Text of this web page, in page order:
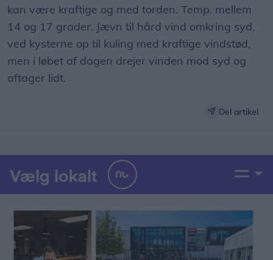
kan være kraftige og med torden. Temp. mellem
14 og 17 grader. Jævn til hård vind omkring syd,
ved kysterne op til kuling med kraftige vindstød,
men i løbet af dagen drejer vinden mod syd og
aftager lidt.
Del artikel